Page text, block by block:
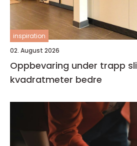
inspiration
02. August 2026
Oppbevaring under trapp slik utnyttes hver
kvadratmeter bedre